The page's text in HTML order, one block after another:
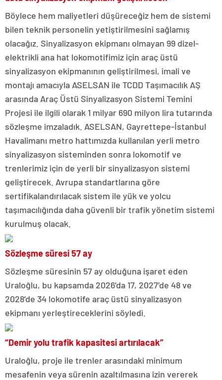
Böylece hem maliyetleri düşüreceğiz hem de sistemi
bilen teknik personelin yetiştirilmesini sağlamış
olacağız. Sinyalizasyon ekipmanı olmayan 99 dizel-
elektrikli ana hat lokomotifimiz için araç üstü
sinyalizasyon ekipmanının geliştirilmesi, imali ve
montajı amacıyla ASELSAN ile TCDD Taşımacılık AŞ
arasında Araç Üstü Sinyalizasyon Sistemi Temini
Projesi ile ilgili olarak 1 milyar 690 milyon lira tutarında
sözleşme imzaladık. ASELSAN, Gayrettepe-İstanbul
Havalimanı metro hattımızda kullanılan yerli metro
sinyalizasyon sisteminden sonra lokomotif ve
trenlerimiz için de yerli bir sinyalizasyon sistemi
geliştirecek. Avrupa standartlarına göre
sertifikalandırılacak sistem ile yük ve yolcu
taşımacılığında daha güvenli bir trafik yönetim sistemi
kurulmuş olacak.
Sözleşme süresi 57 ay
Sözleşme süresinin 57 ay olduğuna işaret eden
Uraloğlu, bu kapsamda 2026’da 17, 2027’de 48 ve
2028’de 34 lokomotife araç üstü sinyalizasyon
ekipmanı yerleştireceklerini söyledi.
“Demir yolu trafik kapasitesi artırılacak”
Uraloğlu, proje ile trenler arasındaki minimum
mesafenin veya sürenin azaltılmasına izin vererek